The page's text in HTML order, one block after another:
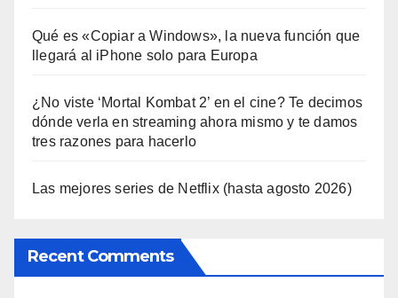
Qué es «Copiar a Windows», la nueva función que
llegará al iPhone solo para Europa
¿No viste ‘Mortal Kombat 2’ en el cine? Te decimos
dónde verla en streaming ahora mismo y te damos
tres razones para hacerlo
Las mejores series de Netflix (hasta agosto 2026)
Recent Comments